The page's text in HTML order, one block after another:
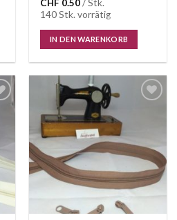
CHF 0.50/ Stk.
140 Stk. vorrätig
IN DEN WARENKORB
Wunschliste